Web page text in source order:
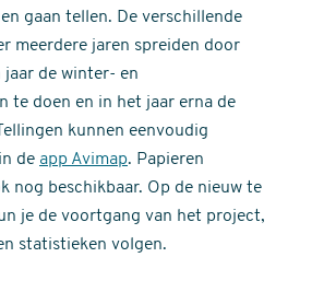
en gaan tellen. De verschillende
meerdere jaren spreiden door
de winter- en
te doen en in het jaar erna de
kunnen eenvoudig
de app Avimap. Papieren
nog beschikbaar. Op de nieuw te
je de voortgang van het project,
statistieken volgen.